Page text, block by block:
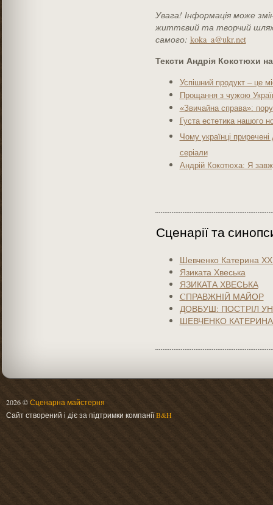
Увага! Інформація може
життєвий та творчий шлях
самого: koka_a@ukr.net
Тексти Андрія Кокотюхи
Успішний продукт – це
Прощання з чужою
«Звичайна справа»:
Густа естетика нашого
Чому українці
серіали
Андрій Кокотюха: Я
Сценарії та
Шевченко Катерина
Язиката Хвеська
ЯЗИКАТА ХВЕСЬКА
CПРАВЖНІЙ МАЙОР
ДОВБУШ: ПОСТРІЛ
ШЕВЧЕНКО КАТЕРИНА
2026 ©Сценарна майстерня
Сайт створений і діє за підтримки компаніїB&H